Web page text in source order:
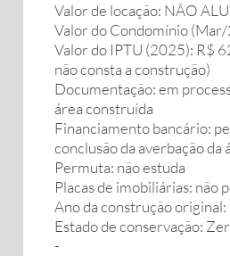
Valor de locação: NÃO
Valor do Condomínio
Valor do IPTU (2025): R$
não consta a construção)
Documentação: em
área construída
Financiamento bancário:
conclusão da averbação da
Permuta: não estuda
Placas de imobiliárias: não
Ano da construção
Estado de conservação:
-